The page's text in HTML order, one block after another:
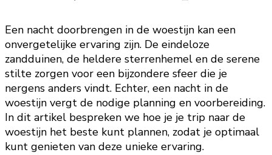
Een nacht doorbrengen in de woestijn kan een
onvergetelijke ervaring zijn. De eindeloze
zandduinen, de heldere sterrenhemel en de serene
stilte zorgen voor een bijzondere sfeer die je
nergens anders vindt. Echter, een nacht in de
woestijn vergt de nodige planning en voorbereiding.
In dit artikel bespreken we hoe je je trip naar de
woestijn het beste kunt plannen, zodat je optimaal
kunt genieten van deze unieke ervaring.